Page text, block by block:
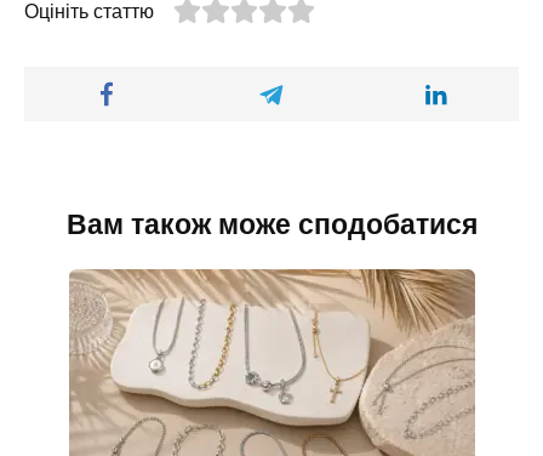
Оцініть статтю
Вам також може сподобатися